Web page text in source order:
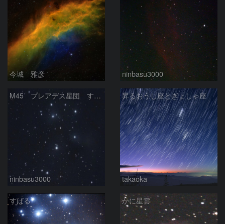
今城 雅彦 ninbasu3000
M45 プレアデス星団 すばる
ninbasu3000
昇るおうし座とぎょしゃ座
takaoka
すばる かに星雲